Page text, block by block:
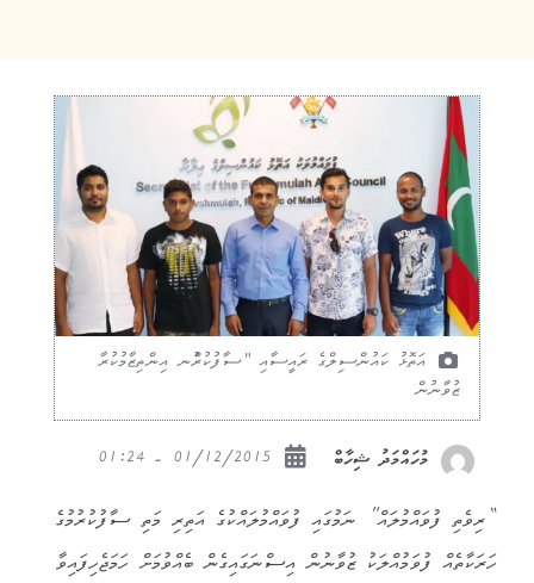
އަތޮޅު ކައުންސިލްގެ ރައީސާއި "ސާފުކުރުްނ އިންތިޒާމުކުރާ
ޒުވާނުން
މުހައްމަދު ޝިހާބް
“ރިވެތި ފުވައްމުލައް” ނަމުގައި ފުވައްމުލައްކުގެ އަތިރި މަތި ސާފުކުރުމުގެ
ހަރަކާތެއް ފުވަމުއްލަކު ޒުވާނުން އިސްނަގައިގެން ބެއްވުމަށް ހަމަޖެހިފައިވާ